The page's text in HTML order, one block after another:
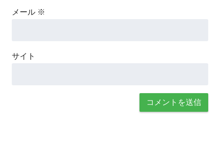
メール ※
サイト